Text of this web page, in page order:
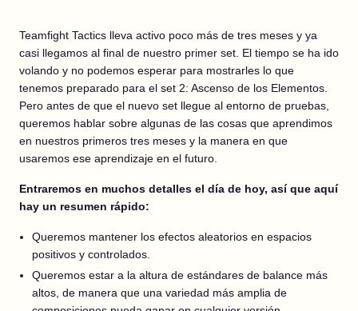
Teamfight Tactics lleva activo poco más de tres meses y ya
casi llegamos al final de nuestro primer set. El tiempo se ha ido
volando y no podemos esperar para mostrarles lo que
tenemos preparado para el set 2: Ascenso de los Elementos.
Pero antes de que el nuevo set llegue al entorno de pruebas,
queremos hablar sobre algunas de las cosas que aprendimos
en nuestros primeros tres meses y la manera en que
usaremos ese aprendizaje en el futuro.
Entraremos en muchos detalles el día de hoy, así que aquí
hay un resumen rápido:
Queremos mantener los efectos aleatorios en espacios
positivos y controlados.
Queremos estar a la altura de estándares de balance más
altos, de manera que una variedad más amplia de